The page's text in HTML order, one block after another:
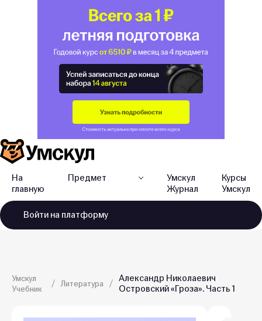
На
главную
Предмет
Умскул
Журнал
Курсы
Умскул
Войти на платформу
Умскул
Учебник
Литература
Александр Николаевич
Островский «Гроза». Часть 1